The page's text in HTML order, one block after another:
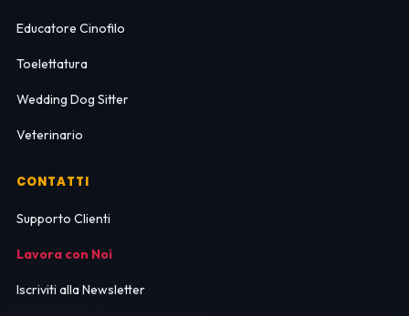
Educatore Cinofilo
Toelettatura
Wedding Dog Sitter
Veterinario
CONTATTI
Supporto Clienti
Lavora con Noi
Iscriviti alla Newsletter